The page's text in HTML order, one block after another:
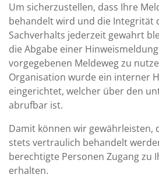
Um sicherzustellen, dass Ihre
behandelt wird und die Integrität
Sachverhalts jederzeit gewahrt
die Abgabe einer
vorgegebenen Meldeweg zu
Organisation wurde ein interner
eingerichtet, welcher über den
abrufbar ist.
Damit können wir gewährleisten,
stets vertraulich behandelt
berechtigte Personen Zugang zu
erhalten.